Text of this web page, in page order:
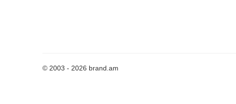
© 2003 - 2026 brand.am